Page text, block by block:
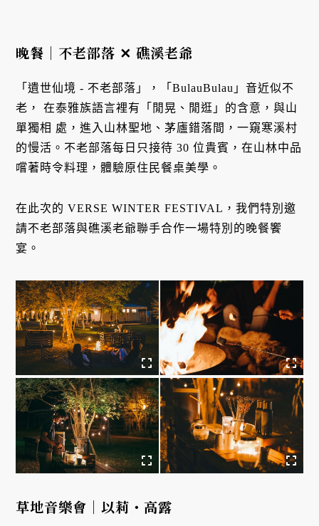
晚餐｜不老部落 ✕ 礁溪老爺
「遺世仙境 - 不老部落」，「BulauBulau」音近似不
老， 在泰雅族語言裡有「閒晃、閒逛」的含意，與山
單獨相 處，進入山林聖地、茅廬錯落間，一窺寒溪村
的慢活。不老部落每日只接待 30 位貴賓，在山林中品
嚐著時令料理，體驗原住⺠餐桌美學。
在此次的 VERSE WINTER FESTIVAL，我們特別邀
請不老部落與礁溪老爺聯手合作一場特別的晚餐饗
宴。
草地音樂會｜以莉・高露